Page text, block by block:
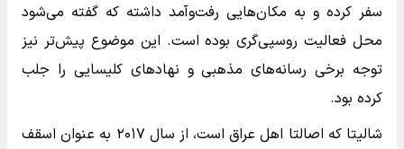
سفر کرده و به مکان‌هایی رفت‌وآمد داشته که گفته می‌شود
محل فعالیت روسپی‌گری بوده است. این موضوع پیش‌تر نیز
توجه برخی رسانه‌های مذهبی و نهادهای کلیسایی را جلب
کرده بود.
شالیتا که اصالتا اهل عراق است، از سال ۲۰۱۷ به عنوان اسقف